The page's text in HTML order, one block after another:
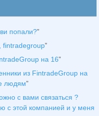
ви попали?”
fintradegroup”
на 16”
из FintradeGroup на
людям”
с вами связаться ?
с этой компанией и у меня